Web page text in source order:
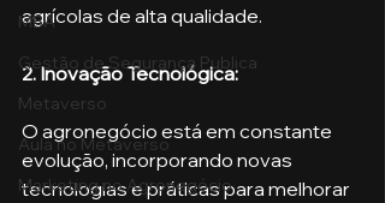
MBA
Gestão de Segurança Publica
Metaverso
Aula no Metaverso
Marketing no Agronegócio
agrícolas de alta qualidade.
2. Inovação Tecnológica:
O agronegócio está em constante
evolução, incorporando novas
tecnologias e práticas para melhorar